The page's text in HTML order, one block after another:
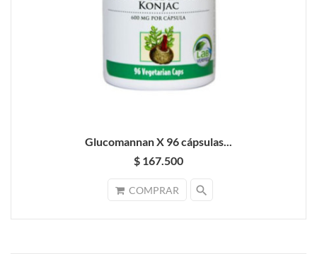
Glucomannan X 96 cápsulas...
$ 167.500
COMPRAR search